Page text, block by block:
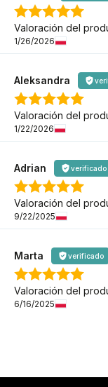
Valoración del
1/26/2026
Aleksandra
Valoración del
1/22/2026
Adrian verificado
Valoración del
9/22/2025
Marta verificado
Valoración del
6/16/2025